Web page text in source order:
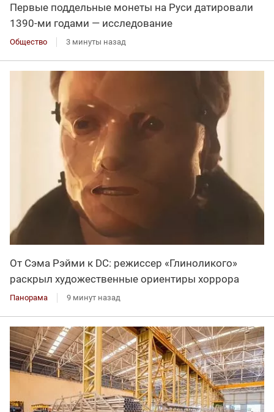
Первые поддельные монеты на Руси датировали
1390-ми годами — исследование
Общество 3 минуты назад
От Сэма Рэйми к DC: режиссер «Глиноликого»
раскрыл художественные ориентиры хоррора
Панорама 9 минут назад